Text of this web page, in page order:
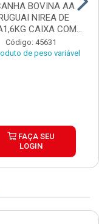
BOVINA AA
NIREA DE
CAIXA COM
±15KG
Código: 45631
de peso variável
FAÇA SEU
LOGIN